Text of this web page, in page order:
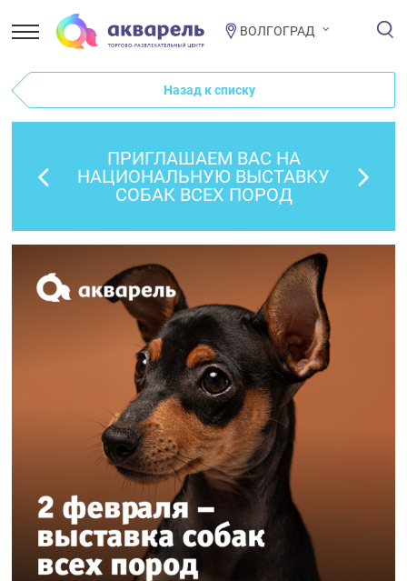
ВОЛГОГРАД
Назад к списку
ПРИГЛАШАЕМ ВАС НА
НАЦИОНАЛЬНУЮ ВЫСТАВКУ
СОБАК ВСЕХ ПОРОД